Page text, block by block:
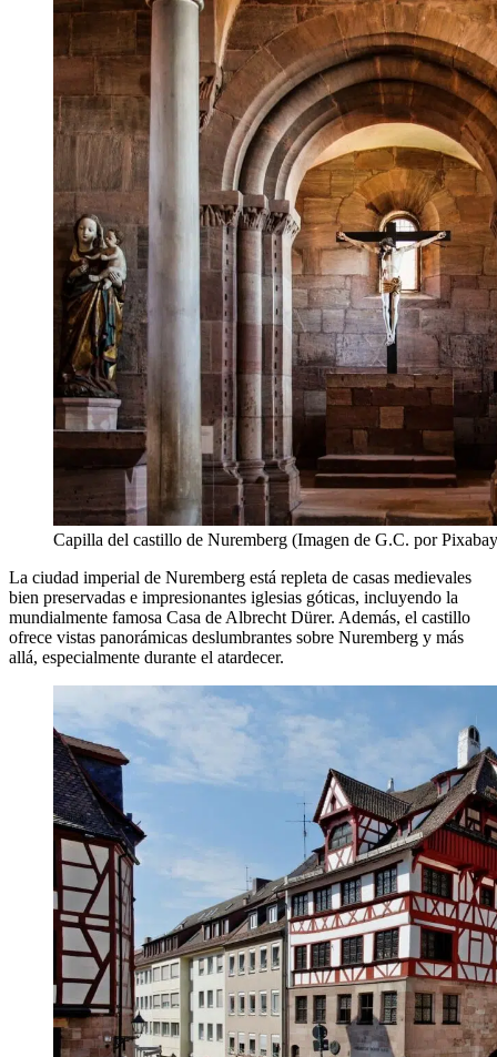
Capilla del castillo de Nuremberg (Imagen de G.C. por
La ciudad imperial de Nuremberg está repleta de casas medievales
bien preservadas e impresionantes iglesias góticas, incluyendo la
mundialmente famosa Casa de Albrecht Dürer. Además, el castillo
ofrece vistas panorámicas deslumbrantes sobre Nuremberg y más
allá, especialmente durante el atardecer.